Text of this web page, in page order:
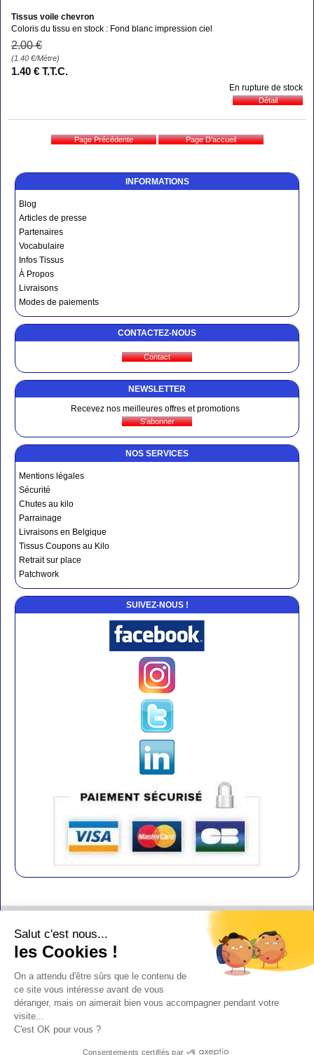
INFORMATIONS
Blog
Articles de presse
Partenaires
Vocabulaire
Infos Tissus
À Propos
Livraisons
Modes de paiements
CONTACTEZ-NOUS
NEWSLETTER
Recevez nos meilleures offres et promotions
NOS SERVICES
Mentions légales
Sécurité
Chutes au kilo
Parrainage
Livraisons en Belgique
Tissus Coupons au Kilo
Retrait sur place
Patchwork
SUIVEZ-NOUS !
Tissus voile chevron
Coloris du tissu en stock : Fond blanc impression ciel
2.00 €
(1.40 €/Mètre)
1.40 € T.T.C.
En rupture de stock
Mentions légales
Y-Proximité / Aliénor.net
Salut c'est nous...
les Cookies !
On a attendu d'être sûrs que le contenu de
ce site vous intéresse avant de vous
déranger, mais on aimerait bien vous accompagner pendant votre
visite...
C'est OK pour vous ?
Consentements certifiés par